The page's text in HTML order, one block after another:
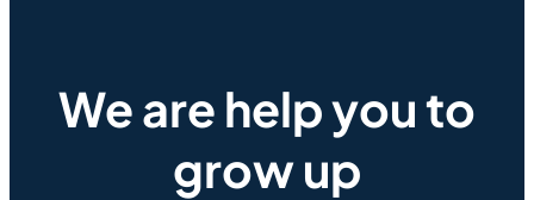
We are help you to
grow up